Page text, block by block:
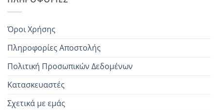
Όροι Χρήσης
Πληροφορίες Αποστολής
Πολιτική Προσωπικών Δεδομένων
Κατασκευαστές
Σχετικά με εμάς